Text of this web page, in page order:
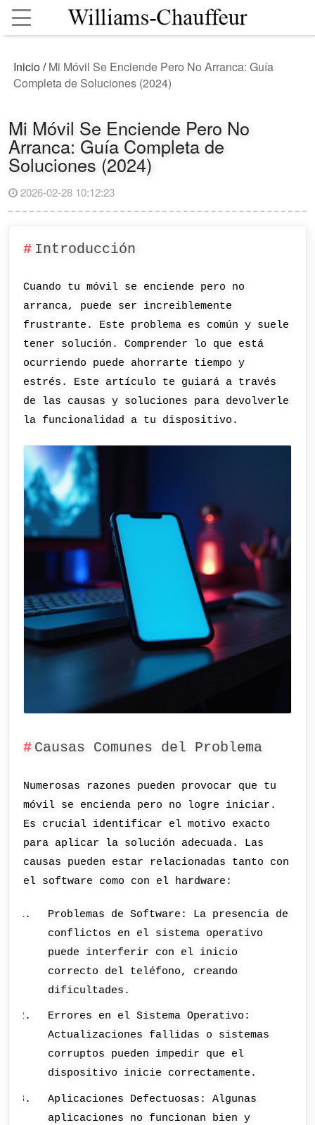
Inicio/Mi Móvil Se Enciende Pero No Arranca: Guía
Completa de Soluciones (2024)
Mi Móvil Se Enciende Pero No
Arranca: Guía Completa de
Soluciones (2024)
2026-02-28 10:12:23
Introducción
Cuando tu móvil se enciende pero no
arranca, puede ser increiblemente
frustrante. Este problema es común y suele
tener solución. Comprender lo que está
ocurriendo puede ahorrarte tiempo y
estrés. Este artículo te guiará a través
de las causas y soluciones para devolverle
la funcionalidad a tu dispositivo.
Causas Comunes del Problema
Numerosas razones pueden provocar que tu
móvil se encienda pero no logre iniciar.
Es crucial identificar el motivo exacto
para aplicar la solución adecuada. Las
causas pueden estar relacionadas tanto con
el software como con el hardware:
Problemas de Software: La presencia de
conflictos en el sistema operativo
puede interferir con el inicio
correcto del teléfono, creando
dificultades.
Errores en el Sistema Operativo:
Actualizaciones fallidas o sistemas
corruptos pueden impedir que el
dispositivo inicie correctamente.
Aplicaciones Defectuosas: Algunas
aplicaciones no funcionan bien y